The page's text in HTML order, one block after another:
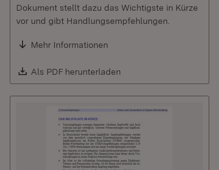
Dokument stellt dazu das Wichtigste in Kürze
vor und gibt Handlungsempfehlungen.
Mehr Informationen
Download:
Als PDF herunterladen